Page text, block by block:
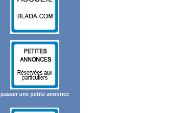
passer une petite annonce